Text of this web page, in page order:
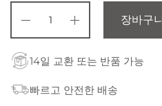
장바구니
14일 교환 또는 반품 가능
빠르고 안전한 배송